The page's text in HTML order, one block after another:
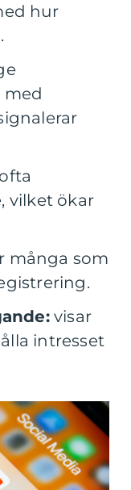
hur
med
vilket ökar
många som
visar
intresset